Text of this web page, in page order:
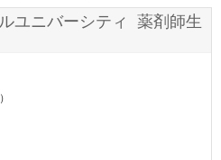
ユニバーシティ 薬剤師生